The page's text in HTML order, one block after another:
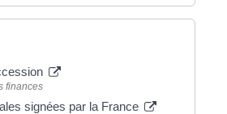
finances
signées par la France